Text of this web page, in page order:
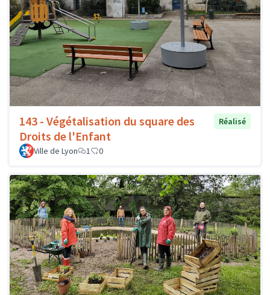
143 - Végétalisation du square des
Droits de l'Enfant
Réalisé
Ville de Lyon 1 0